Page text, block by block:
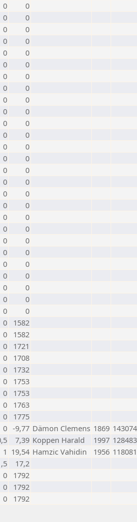
0
0
0
0
0
0
0
0
0
0
0
0
0
0
0
0
0
0
0
0
0
0
0
0
0
0
0
0
0
0
0
0
0
0
0
0
0
0
0
0
0
0
0
0
0
0
0
0
0
0
0
0
0
0
0
1582
0
1582
0
1721
0
1708
0
1732
0
1753
0
1753
0
1763
0
1775
0 -9,77 Dämon Clemens 1869 143074
7,39 Koppen Harald 1997 128483
1 19,54 Hamzic Vahidin 1956 118081
17,2
0
1792
0
1792
0
1792